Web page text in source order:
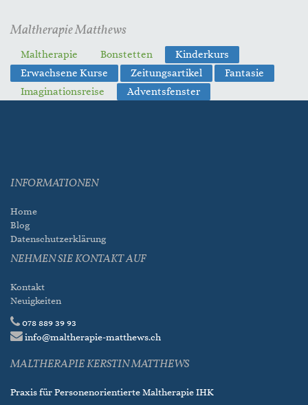
Maltherapie Matthews
Maltherapie Bonstetten
Kinderkurs
Erwachsene Kurse
Zeitungsartikel
Fantasie
Imaginationsreise
Adventsfenster
INFORMATIONEN
Home
Blog
Datenschutzerklärung
NEHMEN SIE KONTAKT AUF
Kontakt
Neuigkeiten
078 889 39 93
info@maltherapie-matthews.ch
MALTHERAPIE KERSTIN MATTHEWS
Praxis für Personenorientierte Maltherapie IHK